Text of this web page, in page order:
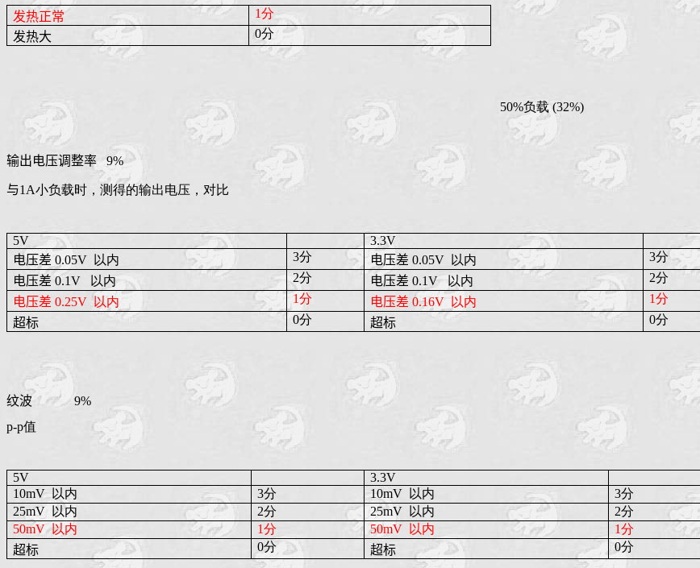
发热正常
1分
发热大
0分
50%负载 (32%)
输出电压调整率 9%
与1A小负载时，测得的输出电压，对比
5V 3.3V
电压差 0.05V 以内 3分 电压差 0.05V 以内 3分
电压差 0.1V 以内 2分 电压差 0.1V 以内 2分
电压差 0.25V 以内 1分 电压差 0.16V 以内 1分
超标
0分 超标 0分
纹波
9%
p-p值
5V 3.3V
10mV
以内 3分 10mV 以内 3分
25mV
以内 2分 25mV 以内 2分
50mV 以内 1分 50mV 以内 1分
超标
0分 超标 0分